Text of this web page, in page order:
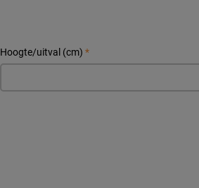
Hoogte/uitval (cm) *